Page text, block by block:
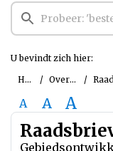
U bevindt zich hier:
Home
Overzichten
A A A